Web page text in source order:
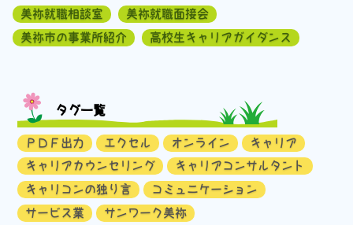
美祢就職相談室
美祢就職面接会
美祢市の事業所紹介
高校生キャリアガイダンス
タグ一覧
ＰＤＦ出力 エクセル オンライン
キャリア
キャリアカウンセリング
キャリアコンサルタント
キャリコンの独り言
コミュニケーション
サービス業
サンワーク美祢